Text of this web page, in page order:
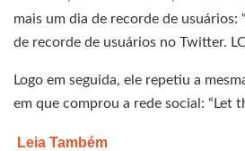
mais um dia de recorde de usuários:
de recorde de usuários no Twitter.
Logo em seguida, ele repetiu a
em que comprou a rede social: “Let
Leia Também